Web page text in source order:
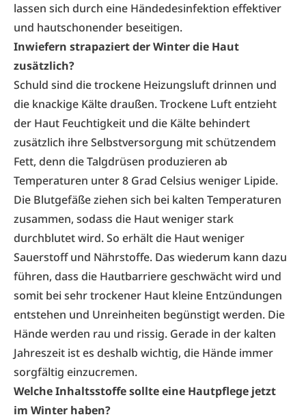
lassen sich durch eine Händedesinfektion effektiver
und hautschonender beseitigen.
Inwiefern strapaziert der Winter die Haut
zusätzlich?
Schuld sind die trockene Heizungsluft drinnen und
die knackige Kälte draußen. Trockene Luft entzieht
der Haut Feuchtigkeit und die Kälte behindert
zusätzlich ihre Selbstversorgung mit schützendem
Fett, denn die Talgdrüsen produzieren ab
Temperaturen unter 8 Grad Celsius weniger Lipide.
Die Blutgefäße ziehen sich bei kalten Temperaturen
zusammen, sodass die Haut weniger stark
durchblutet wird. So erhält die Haut weniger
Sauerstoff und Nährstoffe. Das wiederum kann dazu
führen, dass die Hautbarriere geschwächt wird und
somit bei sehr trockener Haut kleine Entzündungen
entstehen und Unreinheiten begünstigt werden. Die
Hände werden rau und rissig. Gerade in der kalten
Jahreszeit ist es deshalb wichtig, die Hände immer
sorgfältig einzucremen.
Welche Inhaltsstoffe sollte eine Hautpflege jetzt
im Winter haben?